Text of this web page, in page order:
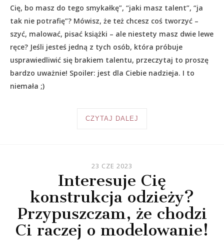
Cię, bo masz do tego smykałkę”, “jaki masz talent”, “ja
tak nie potrafię”? Mówisz, że też chcesz coś tworzyć –
szyć, malować, pisać książki – ale niestety masz dwie lewe
ręce? Jeśli jesteś jedną z tych osób, która próbuje
usprawiedliwić się brakiem talentu, przeczytaj to proszę
bardzo uważnie! Spoiler: jest dla Ciebie nadzieja. I to
niemała ;)
CZYTAJ DALEJ
23 CZE 2023
Interesuje Cię
konstrukcja odzieży?
Przypuszczam, że chodzi
Ci raczej o modelowanie!